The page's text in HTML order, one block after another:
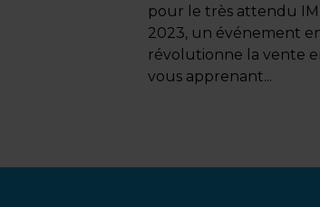
pour le très attendu
2023, un événement
révolutionne la vente
vous apprenant...